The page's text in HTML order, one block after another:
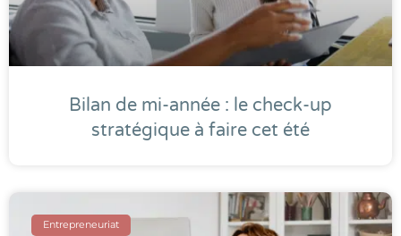
Bilan de mi-année : le check-up
stratégique à faire cet été
Entrepreneuriat